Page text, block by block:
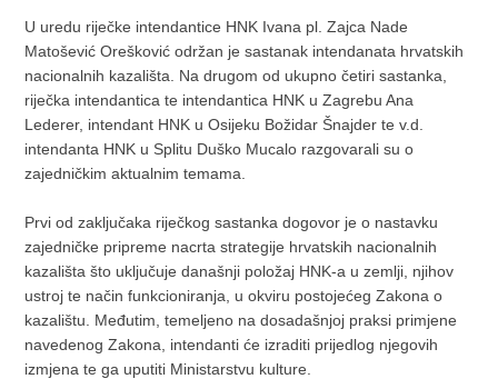
U uredu riječke intendantice HNK Ivana pl. Zajca Nade
Matošević Orešković održan je sastanak intendanata hrvatskih
nacionalnih kazališta. Na drugom od ukupno četiri sastanka,
riječka intendantica te intendantica HNK u Zagrebu Ana
Lederer, intendant HNK u Osijeku Božidar Šnajder te v.d.
intendanta HNK u Splitu Duško Mucalo razgovarali su o
zajedničkim aktualnim temama.
Prvi od zaključaka riječkog sastanka dogovor je o nastavku
zajedničke pripreme nacrta strategije hrvatskih nacionalnih
kazališta što uključuje današnji položaj HNK-a u zemlji, njihov
ustroj te način funkcioniranja, u okviru postojećeg Zakona o
kazalištu. Međutim, temeljeno na dosadašnjoj praksi primjene
navedenog Zakona, intendanti će izraditi prijedlog njegovih
izmjena te ga uputiti Ministarstvu kulture.